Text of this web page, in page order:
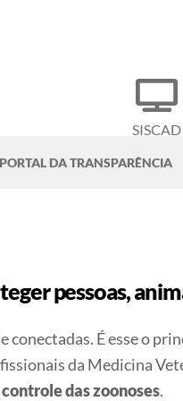
SISCAD
PORTAL DA TRANSPARÊNCIA
pessoas,
conectadas. É esse o
da Medicina
das zoonoses.